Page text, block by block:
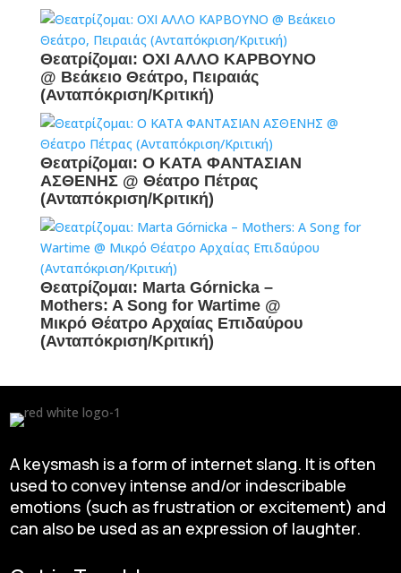
Θεατρίζομαι: ΟΧΙ ΑΛΛΟ ΚΑΡΒΟΥΝΟ
@ Βεάκειο Θεάτρο, Πειραιάς
(Ανταπόκριση/Κριτική)
Θεατρίζομαι: Ο ΚΑΤΑ ΦΑΝΤΑΣΙΑΝ
ΑΣΘΕΝΗΣ @ Θέατρο Πέτρας
(Ανταπόκριση/Κριτική)
Θεατρίζομαι: Marta Górnicka –
Mothers: A Song for Wartime @
Μικρό Θέατρο Αρχαίας Επιδαύρου
(Ανταπόκριση/Κριτική)
A keysmash is a form of internet slang. It is often
used to convey intense and/or indescribable
emotions (such as frustration or excitement) and
can also be used as an expression of laughter.